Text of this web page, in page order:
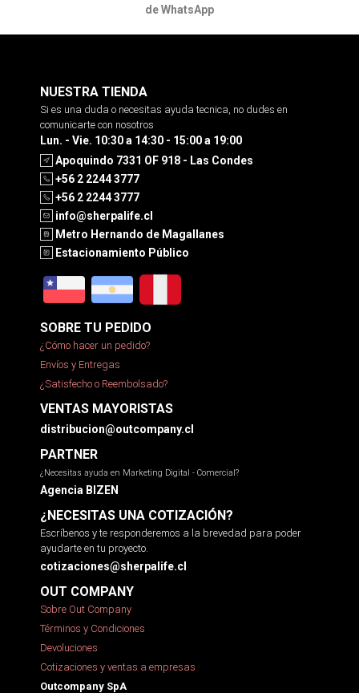
de WhatsApp
NUESTRA TIENDA
Si es una duda o necesitas ayuda tecnica, no dudes en
comunicarte con nosotros
Lun. - Vie. 10:30 a 14:30 - 15:00 a 19:00
Apoquindo 7331 OF 918 - Las Condes
+56 2 2244 3777
+56 2 2244 3777
info@sherpalife.cl
Metro Hernando de Magallanes
Estacionamiento Público
SOBRE TU PEDIDO
¿Cómo hacer un pedido?
Envíos y Entregas
¿Satisfecho o Reembolsado?
VENTAS MAYORISTAS
distribucion@outcompany.cl
PARTNER
¿Necesitas ayuda en Marketing Digital - Comercial?
Agencia BIZEN
¿NECESITAS UNA COTIZACIÓN?
Escríbenos y te responderemos a la brevedad para poder
ayudarte en tu proyecto.
cotizaciones@sherpalife.cl
OUT COMPANY
Sobre Out Company
Términos y Condiciones
Devoluciones
Cotizaciones y ventas a empresas
Outcompany SpA